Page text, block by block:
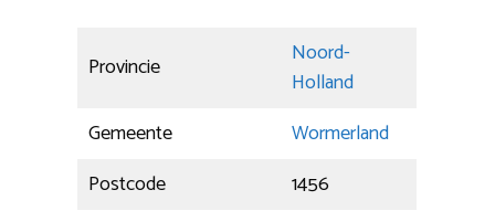
Provincie
Noord-
Holland
Gemeente
Wormerland
Postcode
1456